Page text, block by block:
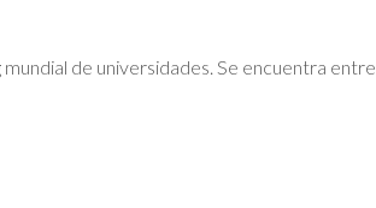
de universidades. Se encuentra entre